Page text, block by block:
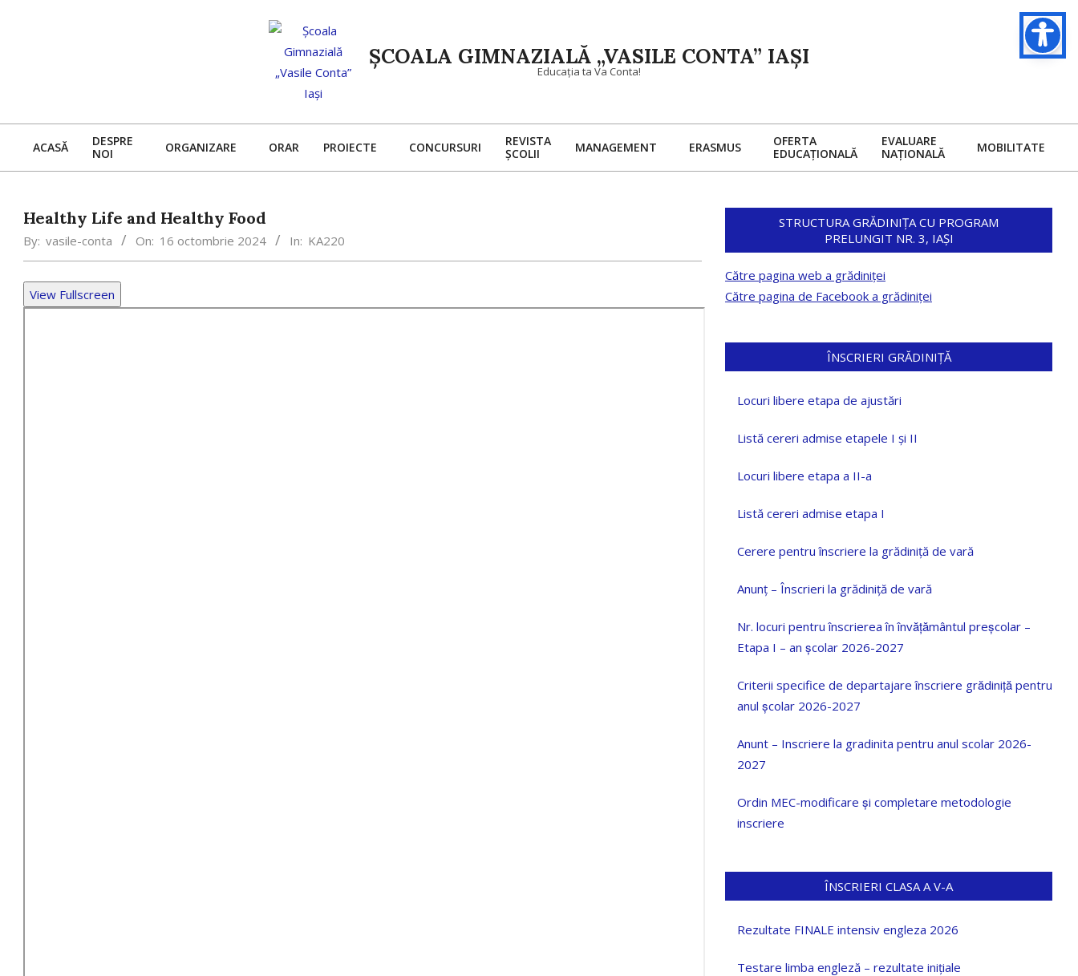
ȘCOALA GIMNAZIALĂ „VASILE CONTA” IAȘI
Educația ta Va Conta!
Primary
ACASĂ
DESPRE
NOI
ORGANIZARE ORAR PROIECTE CONCURSURI
REVISTA
ȘCOLII
MANAGEMENT ERASMUS
OFERTA
EDUCAȚIONALĂ
EVALUARE
NAȚIONALĂ
MOBILITATE
Healthy Life and Healthy Food
By: vasile-conta On: 16 octombrie 2024 In: KA220
View Fullscreen
STRUCTURA GRĂDINIȚA CU PROGRAM
PRELUNGIT NR. 3, IAȘI
Către pagina web a grădiniței
Către pagina de Facebook a grădiniței
ÎNSCRIERI GRĂDINIȚĂ
Locuri libere etapa de ajustări
Listă cereri admise etapele I și II
Locuri libere etapa a II-a
Listă cereri admise etapa I
Cerere pentru înscriere la grădiniță de vară
Anunț – Înscrieri la grădiniță de vară
Nr. locuri pentru înscrierea în învățământul preșcolar –
Etapa I – an școlar 2026-2027
Criterii specifice de departajare înscriere grădiniță pentru
anul școlar 2026-2027
Anunt – Inscriere la gradinita pentru anul scolar 2026-
2027
Ordin MEC-modificare și completare metodologie
inscriere
ÎNSCRIERI CLASA A V-A
Rezultate FINALE intensiv engleza 2026
Testare limba engleză – rezultate inițiale